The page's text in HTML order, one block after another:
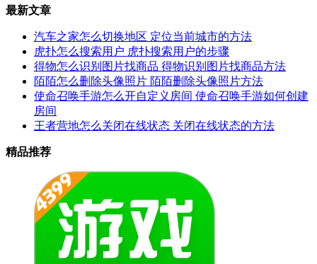
最新文章
汽车之家怎么切换地区 定位当前城市的方法
虎扑怎么搜索用户 虎扑搜索用户的步骤
得物怎么识别图片找商品 得物识别图片找商品方法
陌陌怎么删除头像照片 陌陌删除头像照片方法
使命召唤手游怎么开自定义房间 使命召唤手游如何创建
房间
王者营地怎么关闭在线状态 关闭在线状态的方法
精品推荐